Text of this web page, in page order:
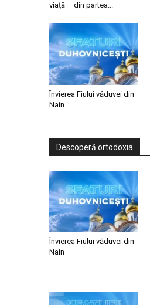
viață – din partea...
Învierea Fiului văduvei din
Nain
Descoperă ortodoxia
Învierea Fiului văduvei din
Nain